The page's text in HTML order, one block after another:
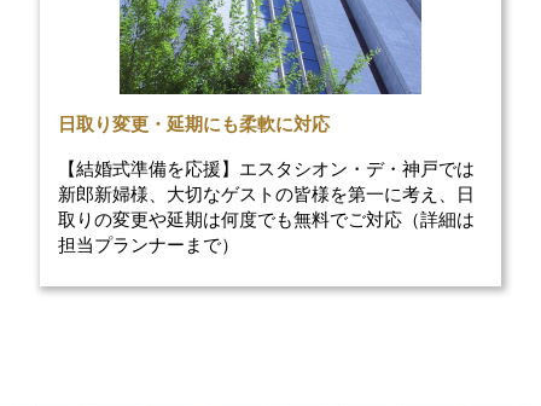
日取り変更・延期にも柔軟に対応
【結婚式準備を応援】エスタシオン・デ・神戸では
新郎新婦様、大切なゲストの皆様を第一に考え、日
取りの変更や延期は何度でも無料でご対応（詳細は
担当プランナーまで）